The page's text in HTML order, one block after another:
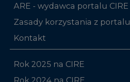
ARE - wydawca portalu CIRE
Zasady korzystania z portalu
Kontakt
Rok 2025 na CIRE
Rok 2024 na CIRE